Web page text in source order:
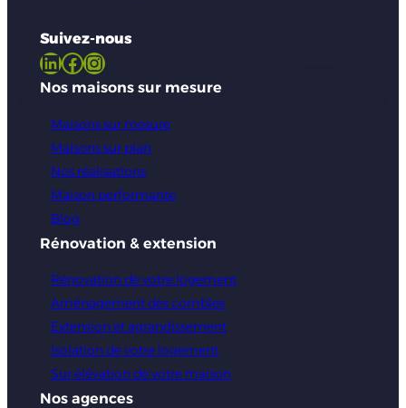
Suivez-nous
LinkedIn Facebook Instagram
Nos maisons sur mesure
Maisons sur mesure
Maisons sur plan
Nos réalisations
Maison performante
Blog
Rénovation & extension
Rénovation de votre logement
Aménagement des combles
Extension et agrandissement
Isolation de votre logement
Sur élévation de votre maison
Nos agences